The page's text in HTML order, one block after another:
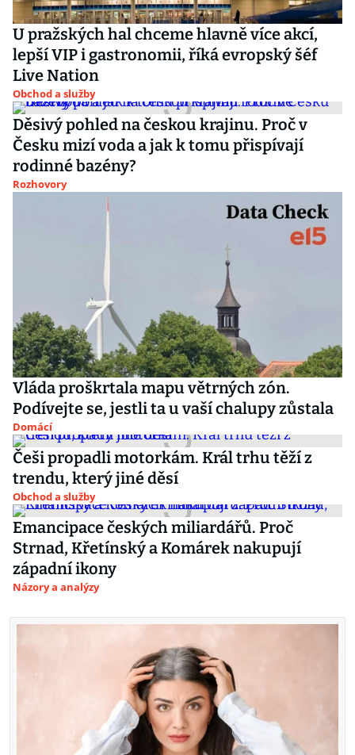
U pražských hal chceme hlavně více akcí,
lepší VIP i gastronomii, říká evropský šéf
Live Nation
Obchod a služby
Děsivý pohled na českou krajinu. Proč v
Česku mizí voda a jak k tomu přispívají
rodinné bazény?
Rozhovory
Vláda proškrtala mapu větrných zón.
Podívejte se, jestli ta u vaší chalupy zůstala
Domácí
Češi propadli motorkám. Král trhu těží z
trendu, který jiné děsí
Obchod a služby
Emancipace českých miliardářů. Proč
Strnad, Křetínský a Komárek nakupují
západní ikony
Názory a analýzy